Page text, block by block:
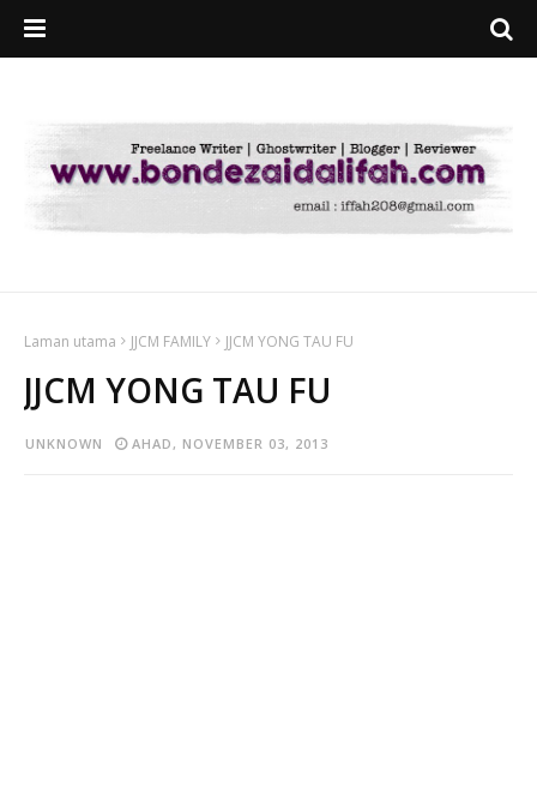
Laman utama JJCM FAMILY JJCM YONG TAU FU
JJCM YONG TAU FU
UNKNOWN AHAD, NOVEMBER 03, 2013